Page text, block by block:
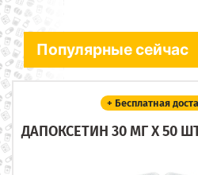
Популярные сейчас
+ Бесплатная
ДАПОКСЕТИН 30 МГ X 50